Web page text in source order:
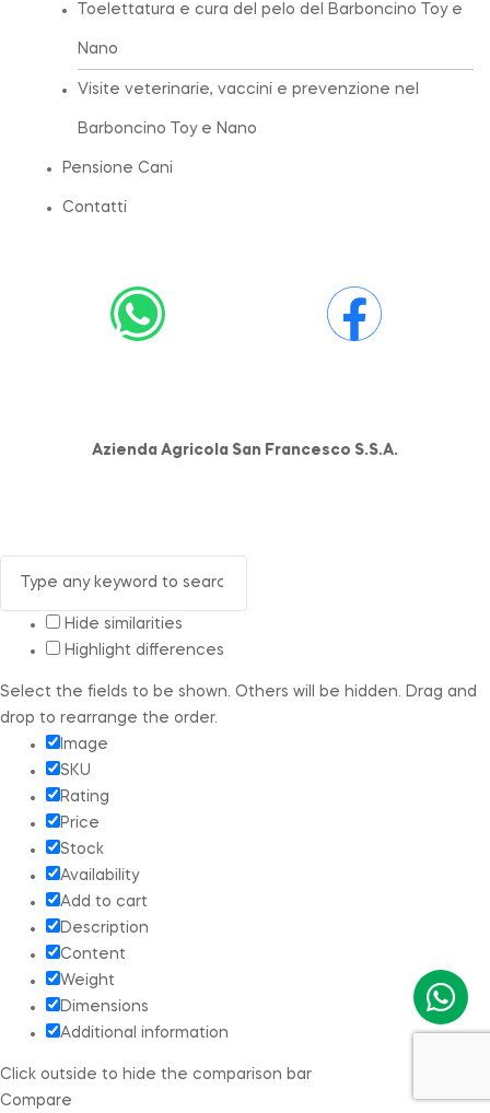
Toelettatura e cura del pelo del Barboncino Toy e
Nano
Visite veterinarie, vaccini e prevenzione nel
Barboncino Toy e Nano
Pensione Cani
Contatti
Azienda Agricola San Francesco S.S.A.
Hide similarities
Highlight differences
Select the fields to be shown. Others will be hidden. Drag and
drop to rearrange the order.
Image
SKU
Rating
Price
Stock
Availability
Add to cart
Description
Content
Weight
Dimensions
Additional information
Click outside to hide the comparison bar
Compare